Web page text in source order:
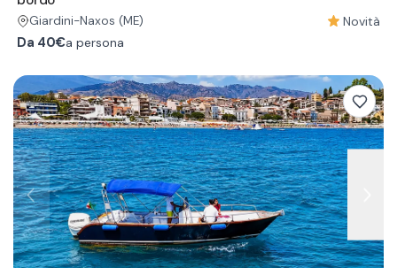
Giardini-Naxos (ME)
Novità
Da 40€a persona